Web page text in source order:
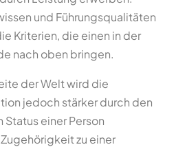
und Führungsqualitäten
Kriterien, die einen in der
nach oben bringen.
der Welt wird die
jedoch stärker durch den
einer Person
zu einer